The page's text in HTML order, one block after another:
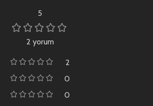
5
2 yorum
2
0
0